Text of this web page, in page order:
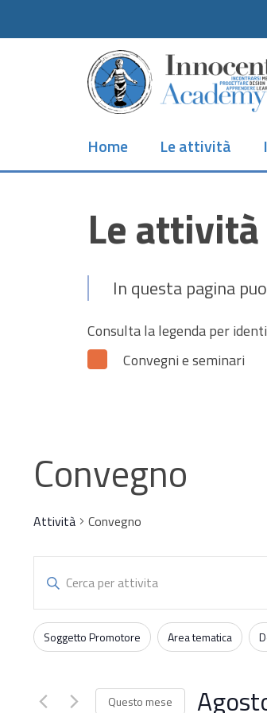
Home
Le attività
Le attività
In questa pagina
Consulta la legenda per
Convegni e seminari
Convegno
Attività Convegno
Attività
Ricerca
e
viste
Inserisci
Chiave.
Cerca
Filtri
Changing
any
the
Soggetto Promotore Area tematica
Questo mese